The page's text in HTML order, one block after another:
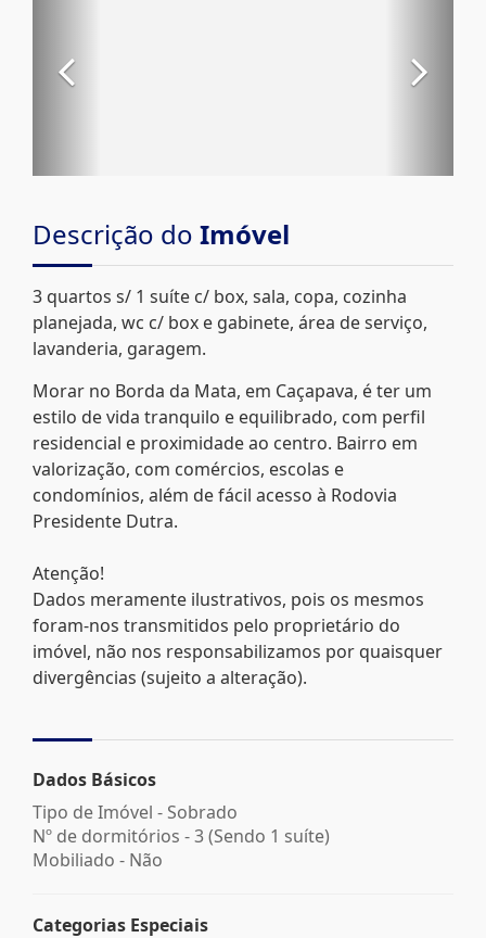
Descrição do Imóvel
3 quartos s/ 1 suíte c/ box, sala, copa, cozinha
planejada, wc c/ box e gabinete, área de serviço,
lavanderia, garagem.
Morar no Borda da Mata, em Caçapava, é ter um
estilo de vida tranquilo e equilibrado, com perfil
residencial e proximidade ao centro. Bairro em
valorização, com comércios, escolas e
condomínios, além de fácil acesso à Rodovia
Presidente Dutra.
Atenção!
Dados meramente ilustrativos, pois os mesmos
foram-nos transmitidos pelo proprietário do
imóvel, não nos responsabilizamos por quaisquer
divergências (sujeito a alteração).
Dados Básicos
Tipo de Imóvel - Sobrado
Nº de dormitórios - 3 (Sendo 1 suíte)
Mobiliado - Não
Categorias Especiais